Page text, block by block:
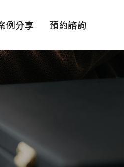
例分享 預約諮詢